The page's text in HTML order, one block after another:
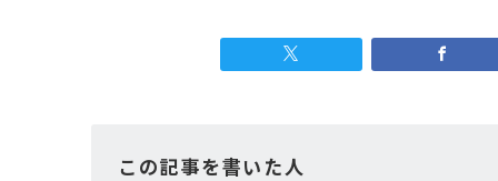
この記事を書いた人